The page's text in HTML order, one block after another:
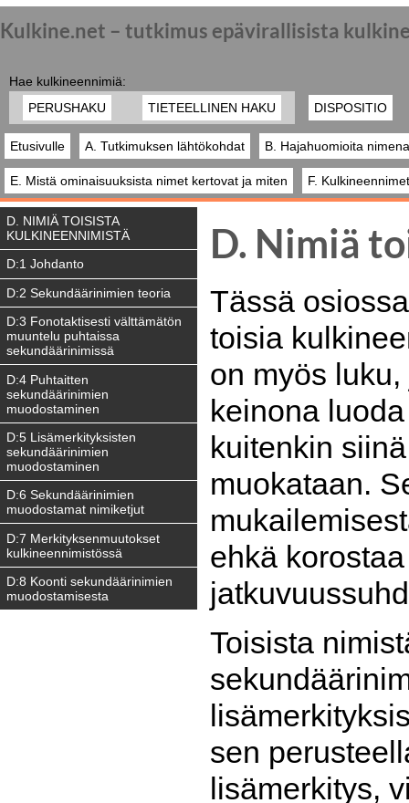
Kulkine.net – tutkimus epävirallisista
Hae kulkineennimiä:
PERUSHAKU
TIETEELLINEN HAKU DISPOSITIO
Etusivulle A. Tutkimuksen lähtökohdat B. Hajahuomioita
E. Mistä ominaisuuksista nimet kertovat ja miten F.
D. NIMIÄ TOISISTA
KULKINEENNIMISTÄ
D:1 Johdanto
D:2 Sekundäärinimien teoria
D:3 Fonotaktisesti välttämätön
muuntelu puhtaissa
sekundäärinimissä
D:4 Puhtaitten
sekundäärinimien
muodostaminen
D:5 Lisämerkityksisten
sekundäärinimien
muodostaminen
D:6 Sekundäärinimien
muodostamat nimiketjut
D:7 Merkityksenmuutokset
kulkineennimistössä
D:8 Koonti sekundäärinimien
muodostamisesta
D. Nimiä
Tässä
toisia
on myös
keinona
kuitenkin
muokataan.
ehkä
Toisista
sen
lisämerkitys,